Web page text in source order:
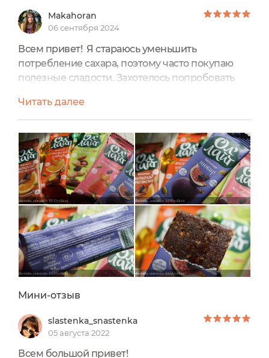
Makahoran
06 сентября 2024
Всем привет! Я стараюсь уменьшить
потребление сахара, поэтому часто покупаю
полезные сладости. Захотелось попробовать
Ол'Лайт® Инжир. Скажу сразу же, что мне он
понравился, а также всем членам семьи.
Поэтому уже заказали целую коробку таких
батончиков. А чем же он так понравился -
расскажу в отзыве. 🟣 УПАКОВКА ▪️
СОСТАВ Батончик упакован в красивую
упаковку...
Читать далее
Мини-отзыв
slastenka_snastenka
05 августа 2022
Всем большой привет!